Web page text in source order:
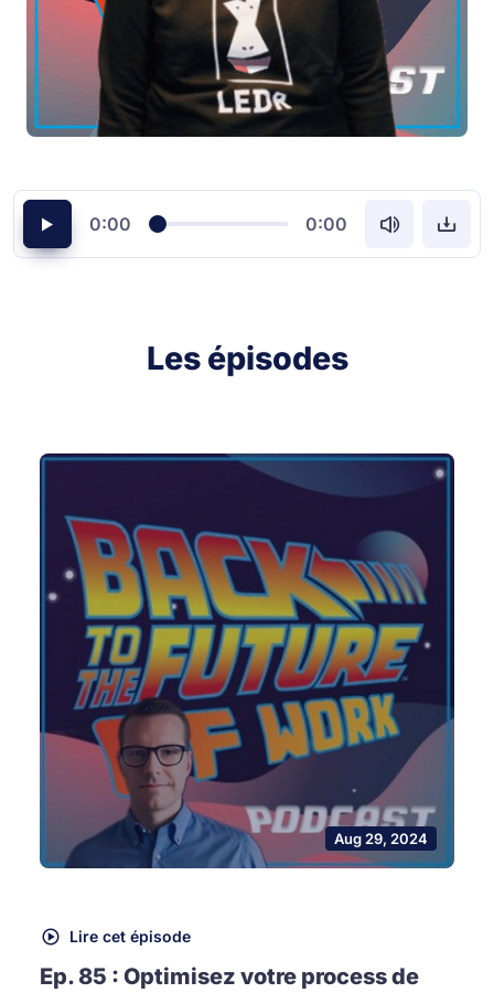
0:00 0:00
Les épisodes
Aug 29, 2024
Lire cet épisode
Ep. 85 : Optimisez votre process de